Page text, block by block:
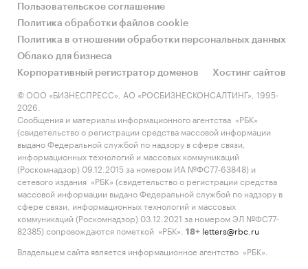
Пользовательское соглашение
Политика обработки файлов cookie
Политика в отношении обработки персональных данных
Облако для бизнеса
Корпоративный регистратор доменов
Хостинг сайтов
© ООО «БИЗНЕСПРЕСС», АО «РОСБИЗНЕСКОНСАЛТИНГ», 1995-
2026.
Сообщения и материалы информационного агентства «РБК»
(свидетельство о регистрации средства массовой информации
выдано Федеральной службой по надзору в сфере связи,
информационных технологий и массовых коммуникаций
(Роскомнадзор) 09.12.2015 за номером ИА №ФС77-63848) и
сетевого издания «РБК» (свидетельство о регистрации средства
массовой информации выдано Федеральной службой по надзору в
сфере связи, информационных технологий и массовых
коммуникаций (Роскомнадзор) 03.12.2021 за номером ЭЛ №ФС77-
82385) сопровождаются пометкой «РБК».
18+ letters@rbc.ru
Владельцем сайта является информационное агентство «РБК».